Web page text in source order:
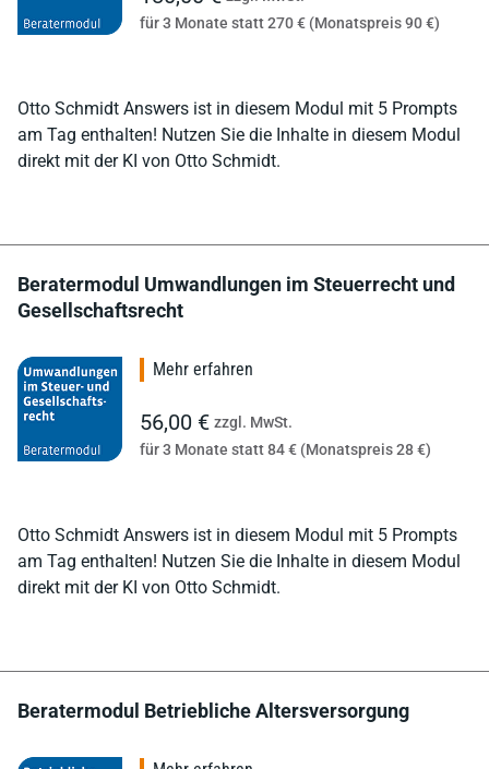
Otto Schmidt Answers ist in diesem Modul mit 5 Prompts
am Tag enthalten! Nutzen Sie die Inhalte in diesem Modul
direkt mit der KI von Otto Schmidt.
für 3 Monate statt 270 € (Monatspreis 90 €)
Beratermodul Umwandlungen im Steuerrecht und
Gesellschaftsrecht
Otto Schmidt Answers ist in diesem Modul mit 5 Prompts
am Tag enthalten! Nutzen Sie die Inhalte in diesem Modul
direkt mit der KI von Otto Schmidt.
Mehr erfahren
56,00 € zzgl. MwSt.
für 3 Monate statt 84 € (Monatspreis 28 €)
Beratermodul Betriebliche Altersversorgung